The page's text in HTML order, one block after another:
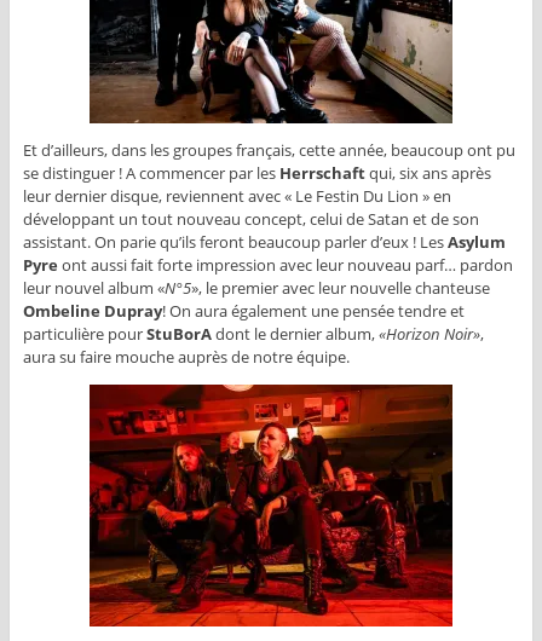
Et d’ailleurs, dans les groupes français, cette année, beaucoup ont pu
se distinguer ! A commencer par les Herrschaftqui, six ans après
leur dernier disque, reviennent avec « Le Festin Du Lion » en
développant un tout nouveau concept, celui de Satan et de son
assistant. On parie qu’ils feront beaucoup parler d’eux ! LesAsylum
Pyre ont aussi fait forte impression avec leur nouveau parf… pardon
leur nouvel album «N°5», le premier avec leur nouvelle chanteuse
Ombeline Dupray! On aura également une pensée tendre et
particulière pourStuBorAdont le dernier album,«Horizon Noir»,
aura su faire mouche auprès de notre équipe.